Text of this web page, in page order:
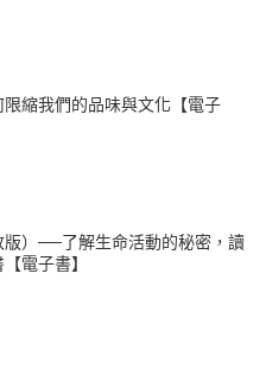
縮我們的品味與文化【電子
版）──了解生命活動的秘密，讀
電子書】